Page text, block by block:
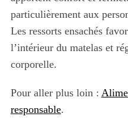
particulièrement aux
Les ressorts ensachés
l’intérieur du matelas et
corporelle.
Pour aller plus loin :
responsable.